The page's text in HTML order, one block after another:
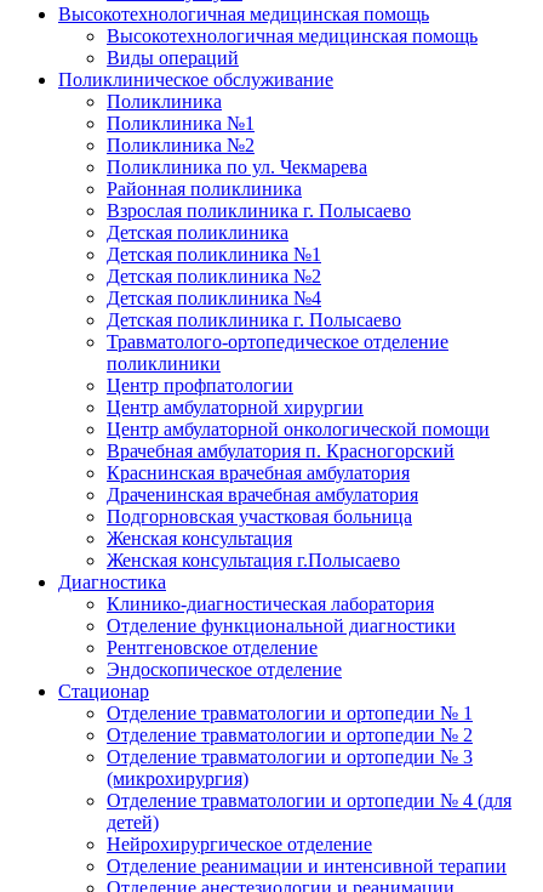
Высокотехнологичная медицинская помощь
Высокотехнологичная медицинская помощь
Виды операций
Поликлиническое обслуживание
Поликлиника
Поликлиника №1
Поликлиника №2
Поликлиника по ул. Чекмарева
Районная поликлиника
Взрослая поликлиника г. Полысаево
Детская поликлиника
Детская поликлиника №1
Детская поликлиника №2
Детская поликлиника №4
Детская поликлиника г. Полысаево
Травматолого-ортопедическое отделение
поликлиники
Центр профпатологии
Центр амбулаторной хирургии
Центр амбулаторной онкологической помощи
Врачебная амбулатория п. Красногорский
Краснинская врачебная амбулатория
Драченинская врачебная амбулатория
Подгорновская участковая больница
Женская консультация
Женская консультация г.Полысаево
Диагностика
Клинико-диагностическая лаборатория
Отделение функциональной диагностики
Рентгеновское отделение
Эндоскопическое отделение
Стационар
Отделение травматологии и ортопедии № 1
Отделение травматологии и ортопедии № 2
Отделение травматологии и ортопедии № 3
(микрохирургия)
Отделение травматологии и ортопедии № 4 (для
детей)
Нейрохирургическое отделение
Отделение реанимации и интенсивной терапии
Отделение анестезиологии и реанимации